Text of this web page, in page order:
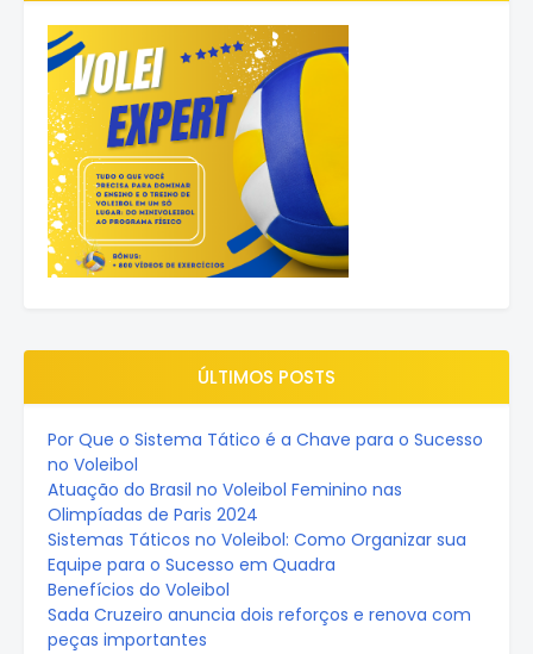
ÚLTIMOS POSTS
Por Que o Sistema Tático é a Chave para o Sucesso
no Voleibol
Atuação do Brasil no Voleibol Feminino nas
Olimpíadas de Paris 2024
Sistemas Táticos no Voleibol: Como Organizar sua
Equipe para o Sucesso em Quadra
Benefícios do Voleibol
Sada Cruzeiro anuncia dois reforços e renova com
peças importantes